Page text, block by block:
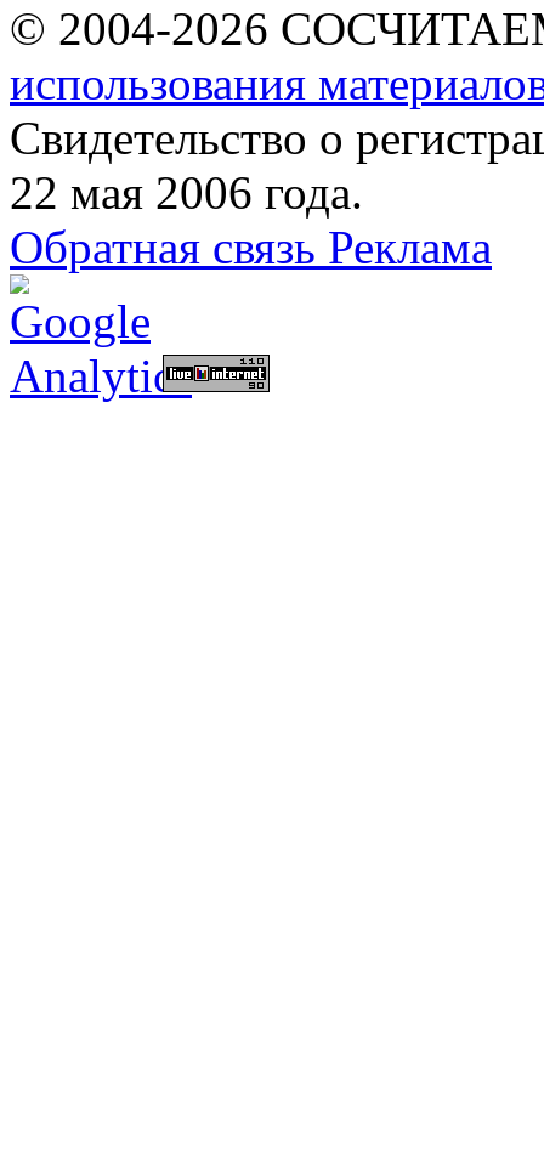
© 2004-2026
использования
Свидетельство о
22 мая 2006 года.
Обратная связь Реклама